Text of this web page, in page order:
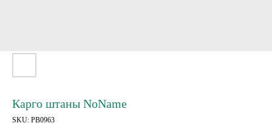
Карго штаны NoName
SKU: PB0963